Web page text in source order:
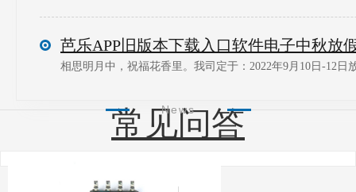
相思明月中，祝福花香里。我司定于：2022年9月10日-12日
常见问答
News